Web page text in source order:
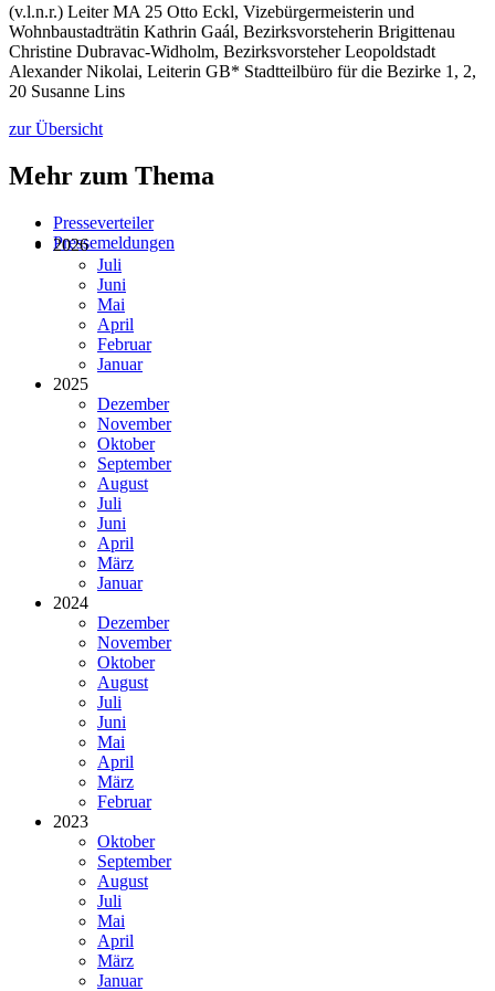
(v.l.n.r.) Leiter MA 25 Otto Eckl, Vizebürgermeisterin und
Wohnbaustadträtin Kathrin Gaál, Bezirksvorsteherin Brigittenau
Christine Dubravac-Widholm, Bezirksvorsteher Leopoldstadt
Alexander Nikolai, Leiterin GB* Stadtteilbüro für die Bezirke 1, 2,
20 Susanne Lins
zur Übersicht
Mehr zum Thema
Presseverteiler
Pressemeldungen
2026
Juli
Juni
Mai
April
Februar
Januar
2025
Dezember
November
Oktober
September
August
Juli
Juni
April
März
Januar
2024
Dezember
November
Oktober
August
Juli
Juni
Mai
April
März
Februar
2023
Oktober
September
August
Juli
Mai
April
März
Januar